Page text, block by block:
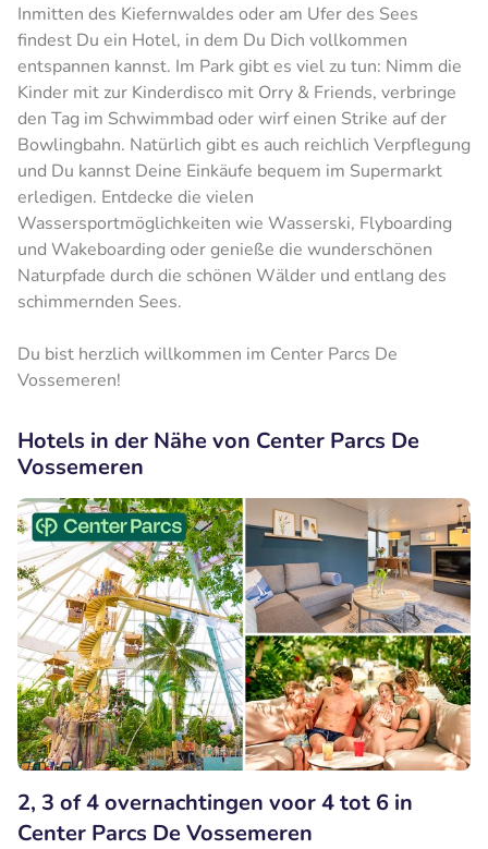
Inmitten des Kiefernwaldes oder am Ufer des Sees
findest Du ein Hotel, in dem Du Dich vollkommen
entspannen kannst. Im Park gibt es viel zu tun: Nimm die
Kinder mit zur Kinderdisco mit Orry & Friends, verbringe
den Tag im Schwimmbad oder wirf einen Strike auf der
Bowlingbahn. Natürlich gibt es auch reichlich Verpflegung
und Du kannst Deine Einkäufe bequem im Supermarkt
erledigen. Entdecke die vielen
Wassersportmöglichkeiten wie Wasserski, Flyboarding
und Wakeboarding oder genieße die wunderschönen
Naturpfade durch die schönen Wälder und entlang des
schimmernden Sees.
Du bist herzlich willkommen im Center Parcs De
Vossemeren!
Hotels in der Nähe von Center Parcs De
Vossemeren
2, 3 of 4 overnachtingen voor 4 tot 6 in
Center Parcs De Vossemeren